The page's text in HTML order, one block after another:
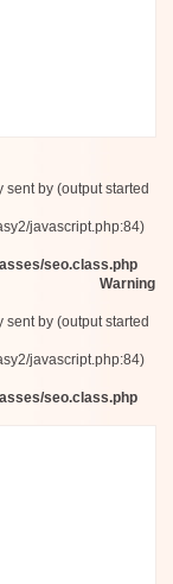
by (output started
javascript.php:84)
seo.class.php
Warning
by (output started
javascript.php:84)
seo.class.php